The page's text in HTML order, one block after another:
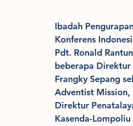
Ibadah
Konferens
Pdt. Ronald
beberapa Direktur
Frangky Sepang
Adventist Mission,
Direktur
Kasenda-